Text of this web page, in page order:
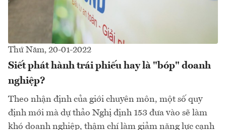
Thứ Năm, 20-01-2022
Siết phát hành trái phiếu hay là "bóp" doanh
nghiệp?
Theo nhận định của giới chuyên môn, một số quy
định mới mà dự thảo Nghị định 153 đưa vào sẽ làm
khó doanh nghiệp, thậm chí làm giảm năng lực cạnh